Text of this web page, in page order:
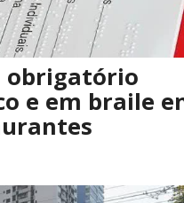
obrigatório
e em braile